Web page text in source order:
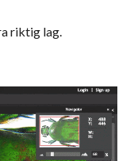
riktig lag.